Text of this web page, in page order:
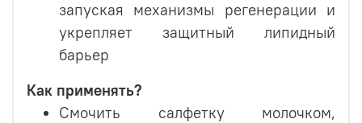
запуская механизмы регенерации и
укрепляет защитный липидный
барьер
Как применять?
Смочить салфетку молочком,